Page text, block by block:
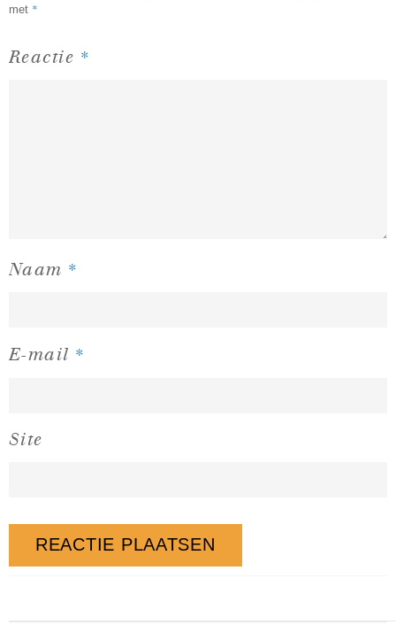
met *
Reactie *
Naam *
E-mail *
Site